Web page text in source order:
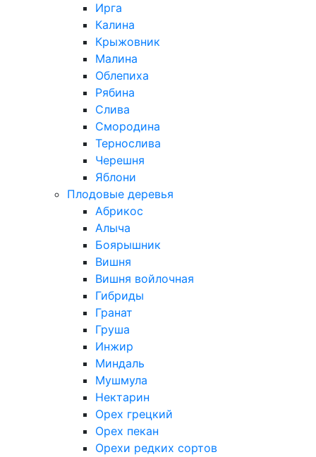
Ирга
Калина
Крыжовник
Малина
Облепиха
Рябина
Слива
Смородина
Тернослива
Черешня
Яблони
Плодовые деревья
Абрикос
Алыча
Боярышник
Вишня
Вишня войлочная
Гибриды
Гранат
Груша
Инжир
Миндаль
Мушмула
Нектарин
Орех грецкий
Орех пекан
Орехи редких сортов